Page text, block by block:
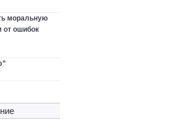
моральную
от ошибок